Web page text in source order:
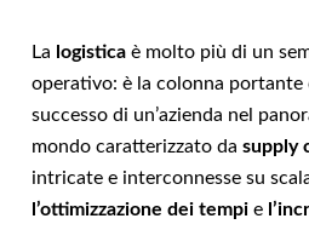
La logistica è molto più di un
operativo: è la colonna portante
successo di un’azienda nel
mondo caratterizzato da supply
intricate e interconnesse su
l’ottimizzazione dei tempi e